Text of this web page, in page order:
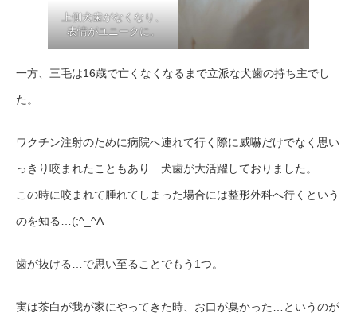
上側犬歯がなくなり、
表情がユニークに。
一方、三毛は16歳で亡くなくなるまで立派な犬歯の持ち主でし
た。
ワクチン注射のために病院へ連れて行く際に威嚇だけでなく思い
っきり咬まれたこともあり…犬歯が大活躍しておりました。
この時に咬まれて腫れてしまった場合には整形外科へ行くという
のを知る…(;^_^A
歯が抜ける…で思い至ることでもう1つ。
実は茶白が我が家にやってきた時、お口が臭かった…というのが